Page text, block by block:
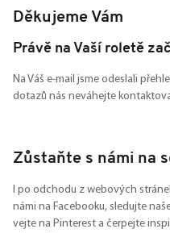
Děkujeme Vám
Právě na Vaší roletě
Na Váš e-mail jsme odeslali
dotazů nás neváhejte
Zůstaňte s námi na
I po odchodu z webových
námi na Facebooku, sledujte
vejte na Pinterest a čerpejte